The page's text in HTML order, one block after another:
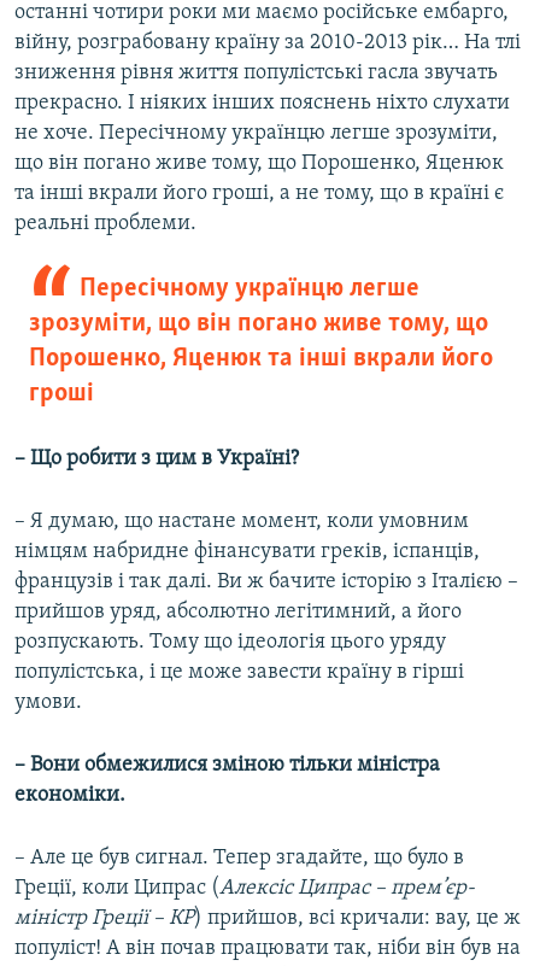
останні чотири роки ми маємо російське ембарго,
війну, розграбовану країну за 2010-2013 рік… На тлі
зниження рівня життя популістські гасла звучать
прекрасно. І ніяких інших пояснень ніхто слухати
не хоче. Пересічному українцю легше зрозуміти,
що він погано живе тому, що Порошенко, Яценюк
та інші вкрали його гроші, а не тому, що в країні є
реальні проблеми.
Пересічному українцю легше
зрозуміти, що він погано живе тому, що
Порошенко, Яценюк та інші вкрали його
гроші
– Що робити з цим в Україні?
– Я думаю, що настане момент, коли умовним
німцям набридне фінансувати греків, іспанців,
французів і так далі. Ви ж бачите історію з Італією –
прийшов уряд, абсолютно легітимний, а його
розпускають. Тому що ідеологія цього уряду
популістська, і це може завести країну в гірші
умови.
– Вони обмежилися зміною тільки міністра
економіки.
– Але це був сигнал. Тепер згадайте, що було в
Греції, коли Ципрас (Алексіс Ципрас – прем’єр-
міністр Греції – КР) прийшов, всі кричали: вау, це ж
популіст! А він почав працювати так, ніби він був на